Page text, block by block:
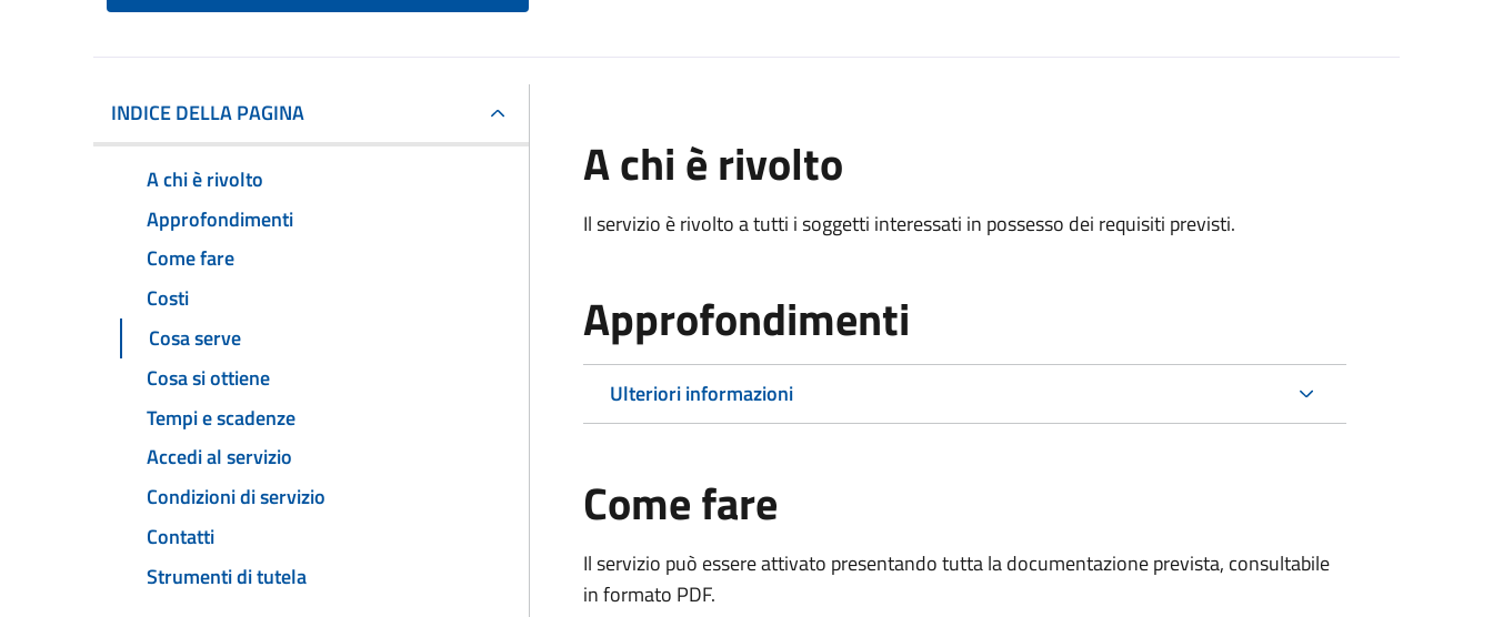
INDICE DELLA PAGINA
A chi è rivolto
Approfondimenti
Come fare
Costi
Cosa serve
Cosa si ottiene
Tempi e scadenze
Accedi al servizio
Condizioni di servizio
Contatti
Strumenti di tutela
A chi è rivolto
Il servizio è rivolto a tutti i soggetti interessati in possesso dei requisiti previsti.
Approfondimenti
Ulteriori informazioni
Come fare
Il servizio può essere attivato presentando tutta la documentazione prevista, consultabile
in formato PDF.